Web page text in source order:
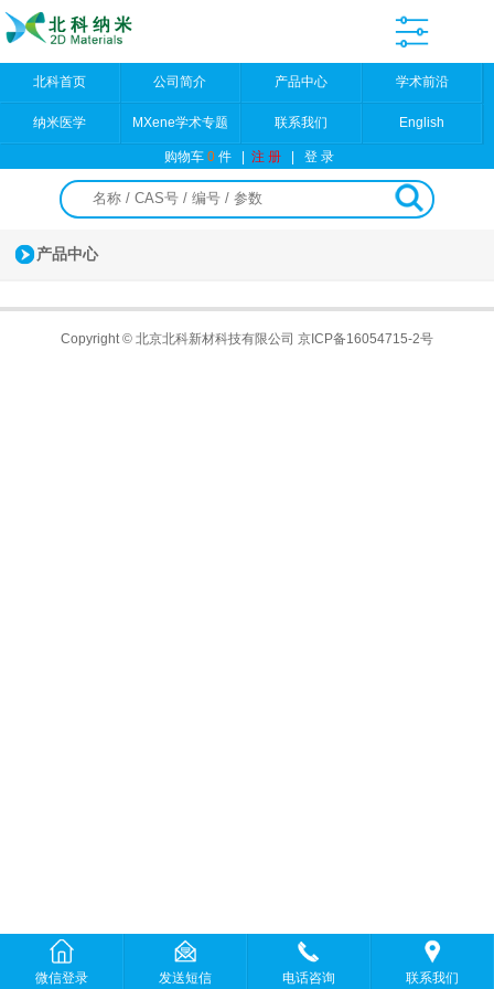
北科首页 公司简介 产品中心 学术前沿
纳米医学 MXene学术专题 联系我们 English
购物车0件 |注 册 |登 录
产品中心
Copyright © 北京北科新材科技有限公司 京ICP备16054715-2号
微信登录 发送短信 电话咨询 联系我们